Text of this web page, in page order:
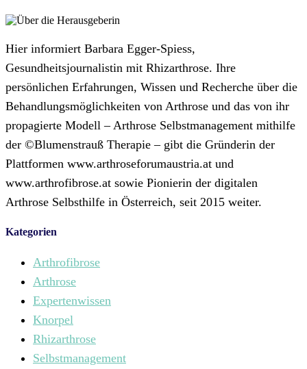
Hier informiert Barbara Egger-Spiess,
Gesundheitsjournalistin mit Rhizarthrose. Ihre
persönlichen Erfahrungen, Wissen und Recherche über die
Behandlungsmöglichkeiten von Arthrose und das von ihr
propagierte Modell – Arthrose Selbstmanagement mithilfe
der ©Blumenstrauß Therapie – gibt die Gründerin der
Plattformen www.arthroseforumaustria.at und
www.arthrofibrose.at sowie Pionierin der digitalen
Arthrose Selbsthilfe in Österreich, seit 2015 weiter.
Kategorien
Arthrofibrose
Arthrose
Expertenwissen
Knorpel
Rhizarthrose
Selbstmanagement